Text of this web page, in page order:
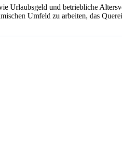
Urlaubsgeld und betriebliche
Umfeld zu arbeiten, das